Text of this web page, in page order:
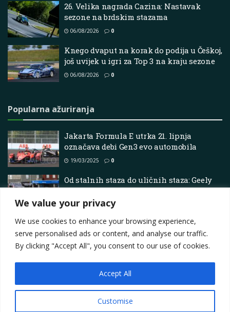
We value your privacy
We use cookies to enhance your browsing experience,
serve personalised ads or content, and analyse our traffic.
By clicking "Accept All", you consent to our use of cookies.
Customise
Accept All
26. Velika nagrada Cazina: Nastavak
sezone na brdskim stazama
06/08/2026 0
Knego dvaput na korak do podija u Češkoj,
još uvijek u igri za Top 3 na kraju sezone
06/08/2026 0
Popularna ažuriranja
Jakarta Formula E utrka 21. lipnja
označava debi Gen3 evo automobila
19/03/2025 0
Od stalnih staza do uličnih staza: Geely
Cyan Racing osigurava petu pobjedu na
Svjetskoj turneji Kumho FIA TCR 2026.
Contact
Privacy Policy
Terms Marketing i oglašavanje